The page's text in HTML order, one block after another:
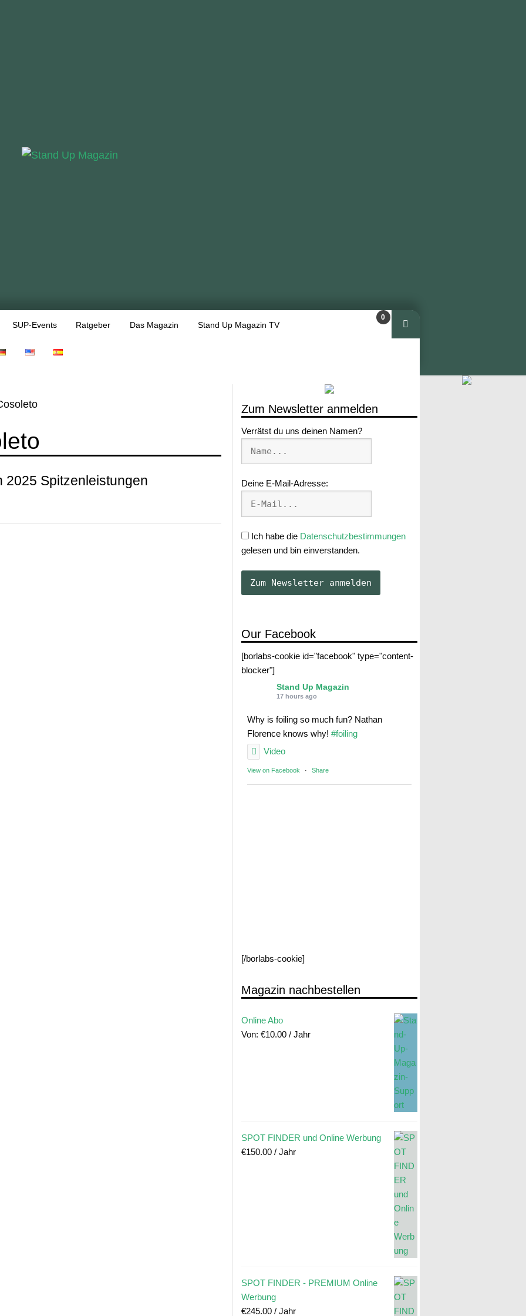
SUP-Events Ratgeber Das Magazin Stand Up Magazin TV
0
Zum Newsletter anmelden
Verrätst du uns deinen Namen?
Deine E-Mail-Adresse:
Ich habe die Datenschutzbestimmungen
gelesen und bin einverstanden.
Our Facebook
[borlabs-cookie id="facebook" type="content-
blocker"]
Stand Up Magazin
17 hours ago
Why is foiling so much fun? Nathan
Florence knows why! #foiling
Video
View on Facebook · Share
[/borlabs-cookie]
Magazin nachbestellen
Online Abo
Von: €10.00 / Jahr
SPOT FINDER und Online Werbung
€150.00 / Jahr
SPOT FINDER - PREMIUM Online
Werbung
€245.00 / Jahr
2025 Spitzenleistungen